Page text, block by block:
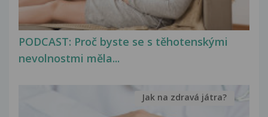
PODCAST: Proč byste se s těhotenskými
nevolnostmi měla...
Jak na zdravá játra?